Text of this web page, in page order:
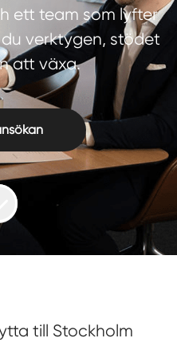
ett team som lyfter
verktygen, stödet
att växa.
till Stockholm